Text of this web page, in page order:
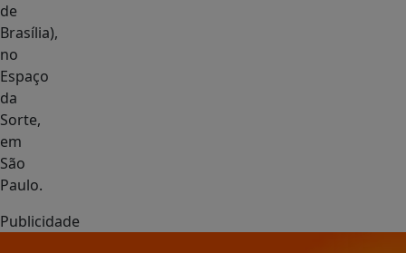
de
Brasília),
no
Espaço
da
Sorte,
em
São
Paulo.
Publicidade